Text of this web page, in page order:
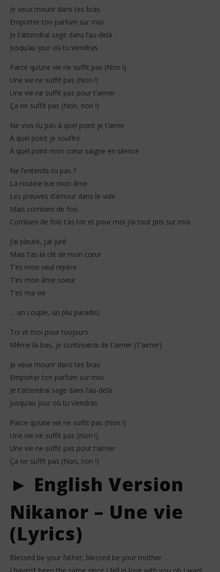
Je veux mourir dans tes bras
Emporter ton parfum sur moi
Je t’attendrai sage dans l’au-delà
Jusqu’au jour où tu viendras
Parce qu’une vie ne suffit pas (Non !)
Une vie ne suffit pas (Non !)
Une vie ne suffit pas pour t’aimer
Ça ne suffit pas (Non, non !)
Ne vois-tu pas à quel point je t’aime
À quel point je souffre
À quel point mon cœur saigne en silence
Ne l’entends-tu pas ?
La routine tue mon âme
Les preuves d’amour dans le vide
Mais combien de fois
Combien de fois t’as tor et pour moi j’ai tout pris sur moi
J’ai pleuré, j’ai juré
Mais t’as la clé de mon cœur
T’es mon seul repère
T’es mon âme soeur
T’es ma vie
… un couple, un (Au paradis)
Toi et moi pour toujours
Même là-bas, je continuerai de t’aimer (T’aimer)
Je veux mourir dans tes bras
Emporter ton parfum sur moi
Je t’attendrai sage dans l’au-delà
Jusqu’au jour où tu viendras
Parce qu’une vie ne suffit pas (Non !)
Une vie ne suffit pas (Non !)
Une vie ne suffit pas pour t’aimer
Ça ne suffit pas (Non, non !)
► English Version
Nikanor – Une vie
(Lyrics)
Blessed be your father, blessed be your mother